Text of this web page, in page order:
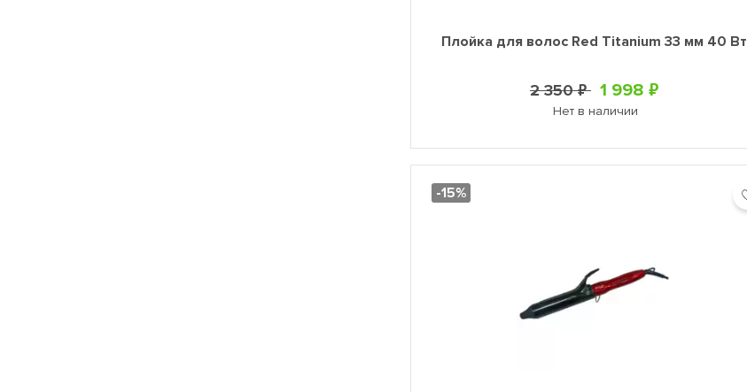
Плойка для волос Red Titanium 33 мм 40 Вт
2 350 ₽ 1 998 ₽
Нет в наличии
-15%